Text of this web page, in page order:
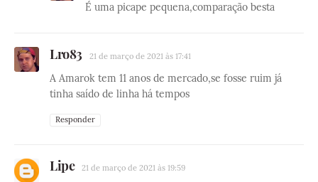
É uma picape pequena,comparação besta
Lro83 21 de março de 2021 às 17:41
A Amarok tem 11 anos de mercado,se fosse ruim já
tinha saído de linha há tempos
Responder
Lipe 21 de março de 2021 às 19:59